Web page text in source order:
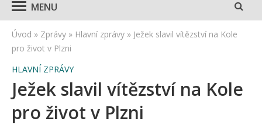
MENU
Úvod » Zprávy » Hlavní zprávy » Ježek slavil vítězství na Kole
pro život v Plzni
HLAVNÍ ZPRÁVY
Ježek slavil vítězství na Kole
pro život v Plzni